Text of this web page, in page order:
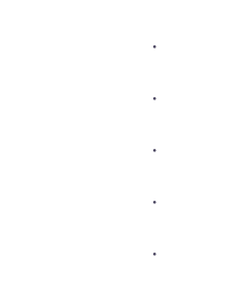
・
・
・
・
・